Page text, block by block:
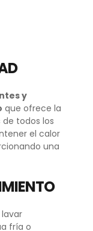
y
que ofrece la
todos los
el calor
una
fría o